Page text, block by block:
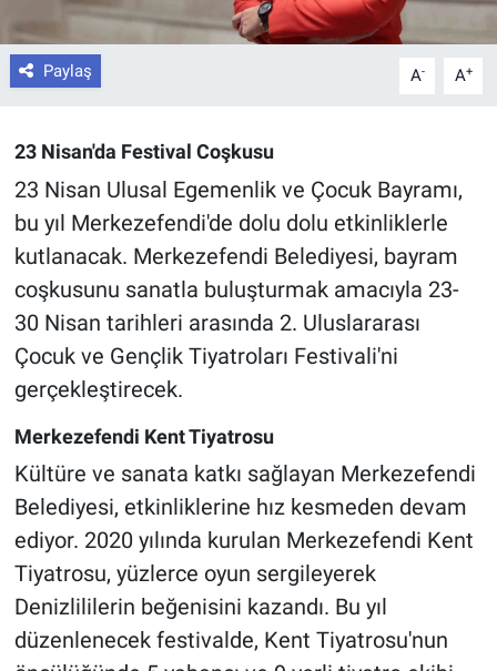
Paylaş A- A+
23 Nisan'da Festival Coşkusu
23 Nisan Ulusal Egemenlik ve Çocuk Bayramı,
bu yıl Merkezefendi'de dolu dolu etkinliklerle
kutlanacak. Merkezefendi Belediyesi, bayram
coşkusunu sanatla buluşturmak amacıyla 23-
30 Nisan tarihleri arasında 2. Uluslararası
Çocuk ve Gençlik Tiyatroları Festivali'ni
gerçekleştirecek.
Merkezefendi Kent Tiyatrosu
Kültüre ve sanata katkı sağlayan Merkezefendi
Belediyesi, etkinliklerine hız kesmeden devam
ediyor. 2020 yılında kurulan Merkezefendi Kent
Tiyatrosu, yüzlerce oyun sergileyerek
Denizlililerin beğenisini kazandı. Bu yıl
düzenlenecek festivalde, Kent Tiyatrosu'nun